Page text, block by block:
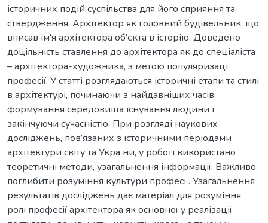
історичних подій суспільства для його сприяння та
ствердження. Архітектор як головний будівельник, що
вписав ім'я архітектора об'єкта в історію. Доведено
доцільність ставлення до архітектора як до спеціаліста
– архітектора-художника, з метою популяризації
професії. У статті розглядаються історичні етапи та стилі
в архітектурі, починаючи з найдавніших часів
формування середовища існування людини і
закінчуючи сучасністю. При розгляді наукових
досліджень, пов’язаних з історичними періодами
архітектури світу та України, у роботі використано
теоретичні методи, узагальнення інформації. Важливо
поглибити розуміння культури професії. Узагальнення
результатів досліджень дає матеріал для розуміння
ролі професії архітектора як основної у реалізації